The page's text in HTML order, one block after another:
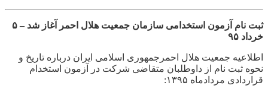
ثبت نام آزمون استخدامی سازمان جمعیت هلال احمر آغاز شد – ۵
خرداد ۹۵
اطلاعیه‌ جمعیت هلال احمرجمهوری اسلامی ایران درباره‌ تاریخ و
نحوه ثبت نام از داوطلبان متقاضی شرکت در آزمون‌ استخدام
قراردادی مردادماه ۱۳۹۵: